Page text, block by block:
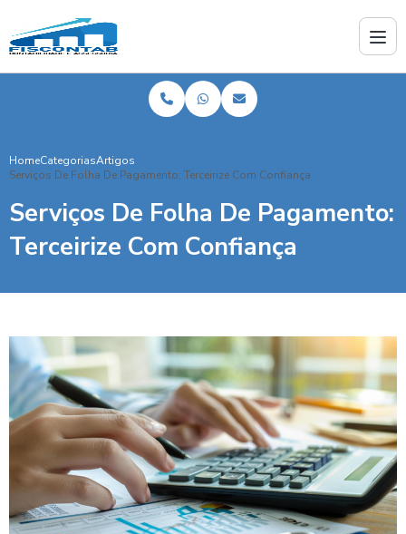
HomeCategoriasArtigos
Serviços De Folha De Pagamento: Terceirize Com Confiança
Serviços De Folha De Pagamento:
Terceirize Com Confiança